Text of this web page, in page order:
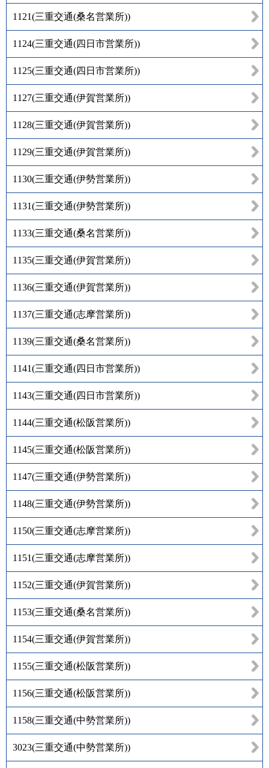
1121(三重交通(桑名営業所))
1124(三重交通(四日市営業所))
1125(三重交通(四日市営業所))
1127(三重交通(伊賀営業所))
1128(三重交通(伊賀営業所))
1129(三重交通(伊賀営業所))
1130(三重交通(伊勢営業所))
1131(三重交通(伊勢営業所))
1133(三重交通(桑名営業所))
1135(三重交通(伊賀営業所))
1136(三重交通(伊賀営業所))
1137(三重交通(志摩営業所))
1139(三重交通(桑名営業所))
1141(三重交通(四日市営業所))
1143(三重交通(四日市営業所))
1144(三重交通(松阪営業所))
1145(三重交通(松阪営業所))
1147(三重交通(伊勢営業所))
1148(三重交通(伊勢営業所))
1150(三重交通(志摩営業所))
1151(三重交通(志摩営業所))
1152(三重交通(伊賀営業所))
1153(三重交通(桑名営業所))
1154(三重交通(伊賀営業所))
1155(三重交通(松阪営業所))
1156(三重交通(松阪営業所))
1158(三重交通(中勢営業所))
3023(三重交通(中勢営業所))